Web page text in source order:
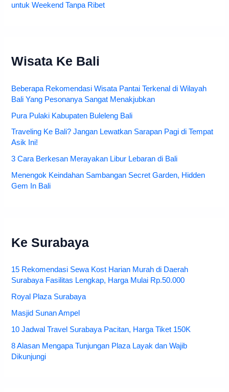
untuk Weekend Tanpa Ribet
Wisata Ke Bali
Beberapa Rekomendasi Wisata Pantai Terkenal di Wilayah
Bali Yang Pesonanya Sangat Menakjubkan
Pura Pulaki Kabupaten Buleleng Bali
Traveling Ke Bali? Jangan Lewatkan Sarapan Pagi di Tempat
Asik Ini!
3 Cara Berkesan Merayakan Libur Lebaran di Bali
Menengok Keindahan Sambangan Secret Garden, Hidden
Gem In Bali
Ke Surabaya
15 Rekomendasi Sewa Kost Harian Murah di Daerah
Surabaya Fasilitas Lengkap, Harga Mulai Rp.50.000
Royal Plaza Surabaya
Masjid Sunan Ampel
10 Jadwal Travel Surabaya Pacitan, Harga Tiket 150K
8 Alasan Mengapa Tunjungan Plaza Layak dan Wajib
Dikunjungi